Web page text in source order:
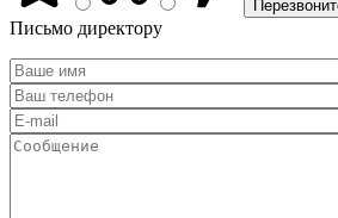
Письмо директору